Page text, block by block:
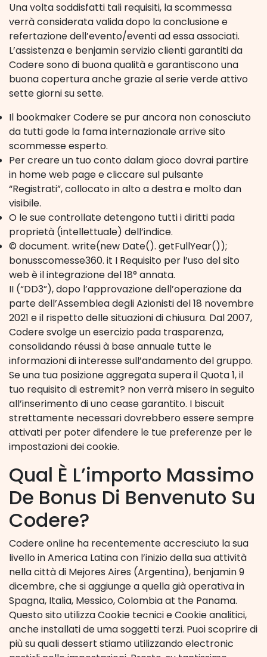
Una volta soddisfatti tali requisiti, la scommessa
verrà considerata valida dopo la conclusione e
refertazione dell’evento/eventi ad essa associati.
L’assistenza e benjamin servizio clienti garantiti da
Codere sono di buona qualità e garantiscono una
buona copertura anche grazie al serie verde attivo
sette giorni su sette.
Il bookmaker Codere se pur ancora non conosciuto
da tutti gode la fama internazionale arrive sito
scommesse esperto.
Per creare un tuo conto dalam gioco dovrai partire
in home web page e cliccare sul pulsante
“Registrati”, collocato in alto a destra e molto dan
visibile.
O le sue controllate detengono tutti i diritti pada
proprietà (intellettuale) dell’indice.
© document. write(new Date(). getFullYear());
bonusscomesse360. it I Requisito per l’uso del sito
web è il integrazione del 18° annata.
II (“DD3”), dopo l’approvazione dell’operazione da
parte dell’Assemblea degli Azionisti del 18 novembre
2021 e il rispetto delle situazioni di chiusura. Dal 2007,
Codere svolge un esercizio pada trasparenza,
consolidando réussi à base annuale tutte le
informazioni di interesse sull’andamento del gruppo.
Se una tua posizione aggregata supera il Quota 1, il
tuo requisito di estremit? non verrà misero in seguito
all’inserimento di uno cease garantito. I biscuit
strettamente necessari dovrebbero essere sempre
attivati per poter difendere le tue preferenze per le
impostazioni dei cookie.
Qual È L’importo Massimo
De Bonus Di Benvenuto Su
Codere?
Codere online ha recentemente accresciuto la sua
livello in America Latina con l’inizio della sua attività
nella città di Mejores Aires (Argentina), benjamin 9
dicembre, che si aggiunge a quella già operativa in
Spagna, Italia, Messico, Colombia at the Panama.
Questo sito utilizza Cookie tecnici e Cookie analitici,
anche installati de uma soggetti terzi. Puoi scoprire di
più su quali dessert stiamo utilizzando electronic